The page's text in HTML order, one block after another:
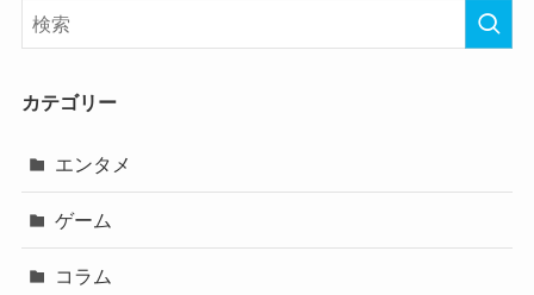
カテゴリー
エンタメ
ゲーム
コラム